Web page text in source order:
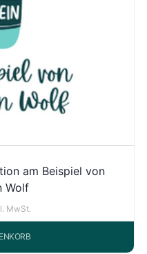
am Beispiel von
Wolf
MwSt.